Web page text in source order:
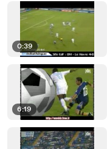
0:39
6:19